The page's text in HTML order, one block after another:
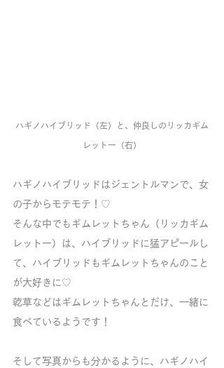
ハギノハイブリッド（左）と、仲良しのリッカギム
レットー（右）
ハギノハイブリッドはジェントルマンで、女
の子からモテモテ！♡
そんな中でもギムレットちゃん（リッカギム
レットー）は、ハイブリッドに猛アピールし
て、ハイブリッドもギムレットちゃんのこと
が大好きに♡
乾草などはギムレットちゃんとだけ、一緒に
食べているようです！
そして写真からも分かるように、ハギノハイ